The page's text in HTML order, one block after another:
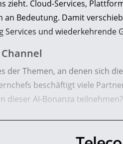
zieht. Cloud-Services,
an Bedeutung. Damit
und wiederkehrende
der Themen, an denen sich
beschäftigt viele
dieser AI-Bonanza